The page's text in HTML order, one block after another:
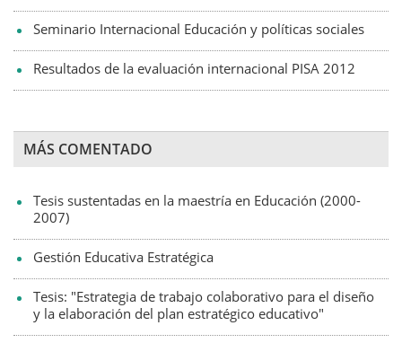
Seminario Internacional Educación y políticas sociales
Resultados de la evaluación internacional PISA 2012
MÁS COMENTADO
Tesis sustentadas en la maestría en Educación (2000-
2007)
Gestión Educativa Estratégica
Tesis: "Estrategia de trabajo colaborativo para el diseño
y la elaboración del plan estratégico educativo"